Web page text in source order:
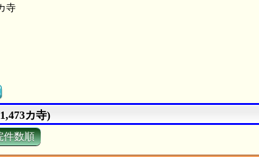
寺
カ寺)
件数順